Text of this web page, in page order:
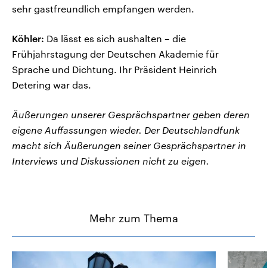
sehr gastfreundlich empfangen werden.
Köhler: Da lässt es sich aushalten – die
Frühjahrstagung der Deutschen Akademie für
Sprache und Dichtung. Ihr Präsident Heinrich
Detering war das.
Äußerungen unserer Gesprächspartner geben deren
eigene Auffassungen wieder. Der Deutschlandfunk
macht sich Äußerungen seiner Gesprächspartner in
Interviews und Diskussionen nicht zu eigen.
Mehr zum Thema